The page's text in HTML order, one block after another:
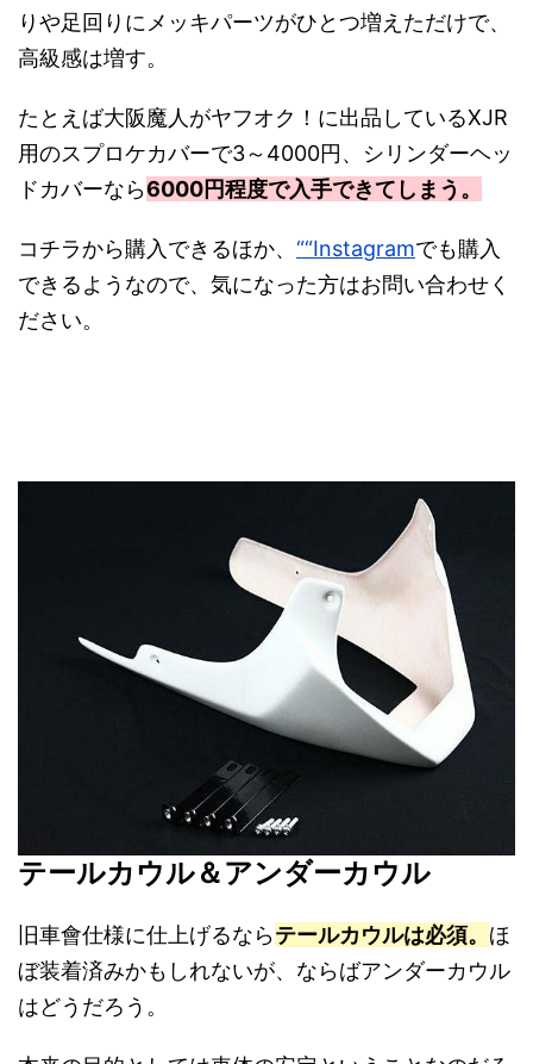
りや足回りにメッキパーツがひとつ増えただけで、
高級感は増す。
たとえば大阪魔人がヤフオク！に出品しているXJR
用のスプロケカバーで3～4000円、シリンダーヘッ
ドカバーなら6000円程度で入手できてしまう。
コチラから購入できるほか、 ““Instagramでも購入
できるようなので、気になった方はお問い合わせく
ださい。
テールカウル＆アンダーカウル
旧車會仕様に仕上げるならテールカウルは必須。 ほ
ぼ装着済みかもしれないが、ならばアンダーカウル
はどうだろう。